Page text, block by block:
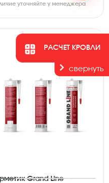
РАСЧЕТ КРОВЛИ
свернуть
уточняйте у менеджера
Grand Line